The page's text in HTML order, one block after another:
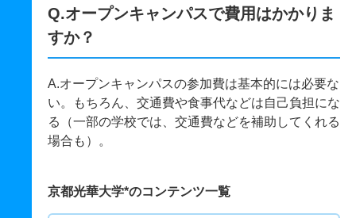
Q.オープンキャンパスで費用はかかりま
すか？
A.オープンキャンパスの参加費は基本的には必要な
い。もちろん、交通費や食事代などは自己負担にな
る（一部の学校では、交通費などを補助してくれる
場合も）。
京都光華大学*のコンテンツ一覧